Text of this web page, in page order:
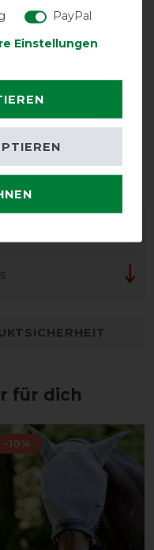
für dich
-10%
PayPal
Einstellungen